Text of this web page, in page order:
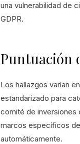
una vulnerabilidad de
GDPR.
Puntuación
Los hallazgos varían
estandarizado para
comité de inversiones
marcos específicos
automáticamente.